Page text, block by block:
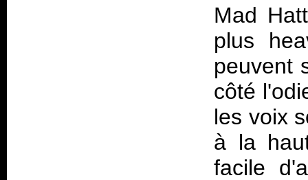
Mad
plus
peuvent
côté
les voix
à la
facile